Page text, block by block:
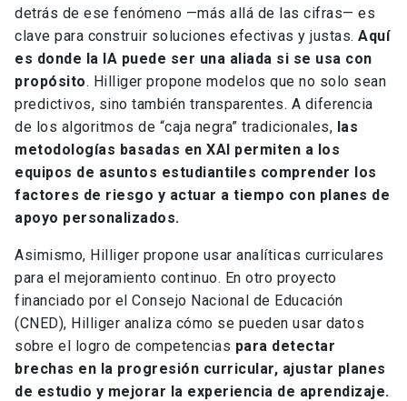
detrás de ese fenómeno —más allá de las cifras— es
clave para construir soluciones efectivas y justas. Aquí
es donde la IA puede ser una aliada si se usa con
propósito. Hilliger propone modelos que no solo sean
predictivos, sino también transparentes. A diferencia
de los algoritmos de “caja negra” tradicionales, las
metodologías basadas en XAI permiten a los
equipos de asuntos estudiantiles comprender los
factores de riesgo y actuar a tiempo con planes de
apoyo personalizados.
Asimismo, Hilliger propone usar analíticas curriculares
para el mejoramiento continuo. En otro proyecto
financiado por el Consejo Nacional de Educación
(CNED), Hilliger analiza cómo se pueden usar datos
sobre el logro de competencias para detectar
brechas en la progresión curricular, ajustar planes
de estudio y mejorar la experiencia de aprendizaje.